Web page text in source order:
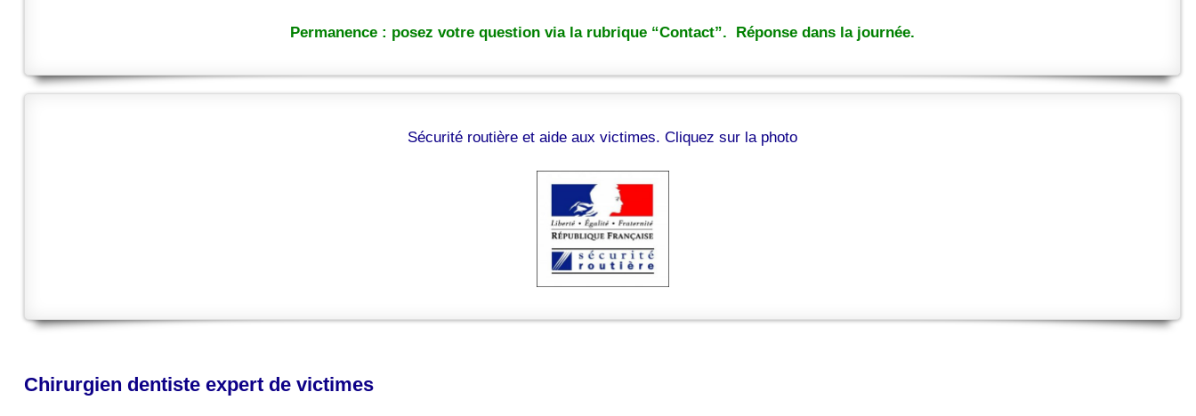
Permanence : posez votre question via la rubrique “Contact”. Réponse dans la journée.
Sécurité routière et aide aux victimes. Cliquez sur la photo
Chirurgien dentiste expert de victimes